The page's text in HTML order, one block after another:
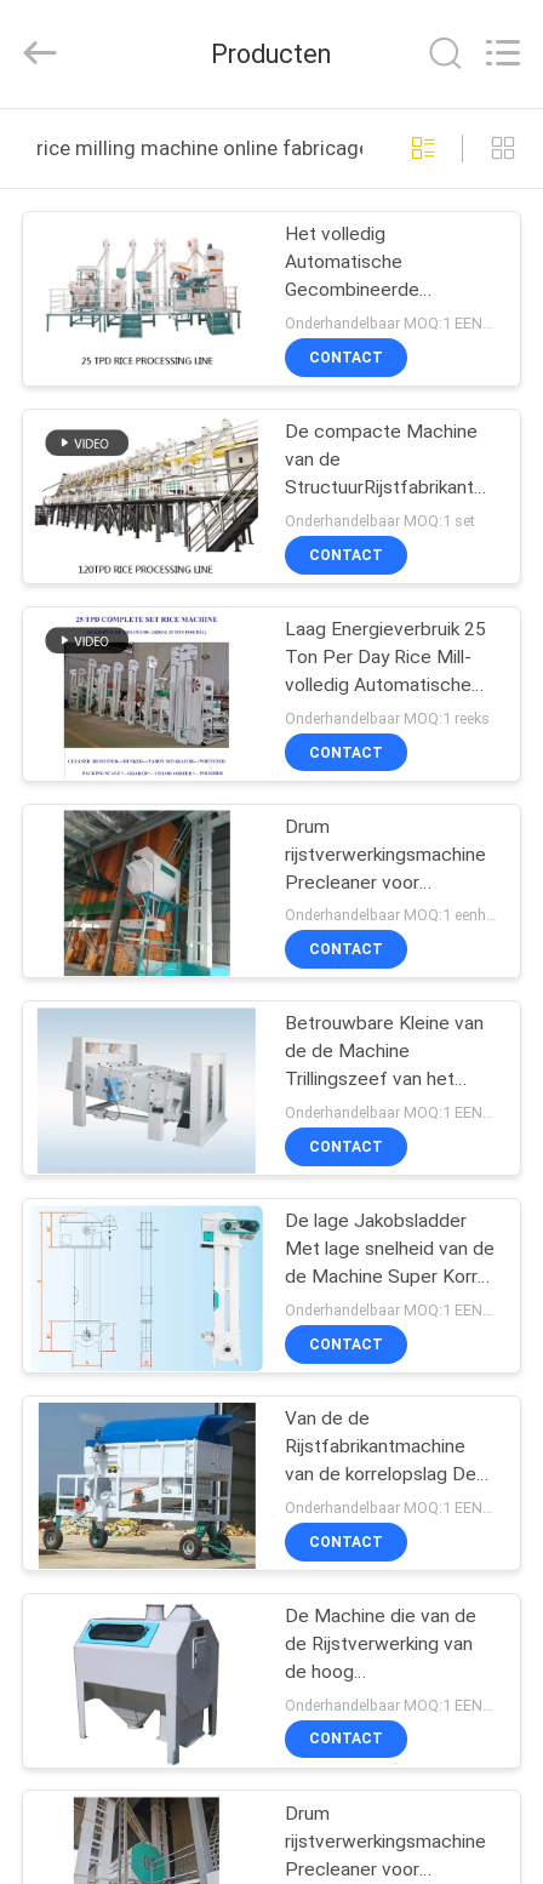
PRODUCTEN
ONGEVEER
ONS
FABRIEKSREIS
KWALITEITSCONTROLE
CONTACTEER
ONS
NIEUWS
VERZOEK
OM EEN
CITAAT
SITEMAP
PRIVACYBELEID
Reserved.
Producten
rice milling machine online fabricage
Het volledig
Automatische
Gecombineerde
Compacte Lage
Energieverbruik van de
Rijstfabrikantmachine
Onderhandelbaar MOQ:1 EENHEID
CONTACT
De compacte Machine
van de
StructuurRijstfabrikant
120 Ton per
DagProductiecapaciteit
Onderhandelbaar MOQ:1 set
CONTACT
Laag Energieverbruik 25
Ton Per Day Rice Mill-
volledig Automatische
Machine
Onderhandelbaar MOQ:1 reeks
CONTACT
Drum
rijstverwerkingsmachine
Precleaner voor
graandrogerij met 30
ton/uur
Onderhandelbaar MOQ:1 eenheid
CONTACT
Betrouwbare Kleine van
de de Machine
Trillingszeef van het
Rijstmalen Hoge de
Scheidingsefficiency
Onderhandelbaar MOQ:1 EENHEID
CONTACT
De lage Jakobsladder
Met lage snelheid van de
de Machine Super Korrel
van de
BreukRijstfabrikant Voor
Rijstverwerking
CONTACT
Van de de
Rijstfabrikantmachine
van de korrelopslag De
Draagbare
Gecombineerde
Schonere Gemakkelijke
CONTACT
De Machine die van de
de Rijstverwerking van
de hoog
rendementtrommel pre
voor Korrel Drogende
Installatie schoonmaken
CONTACT
Drum
rijstverwerkingsmachine
Precleaner voor